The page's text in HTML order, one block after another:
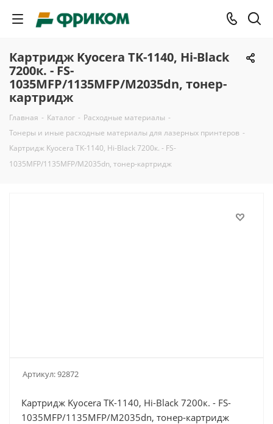
Картридж Kyocera TK-1140, Hi-Black
7200к. - FS-
1035MFP/1135MFP/M2035dn, тонер-
картридж
Главная - Каталог - Расходные материалы -
Тонеры и иные расходные материалы для лазерных принтеров -
Картридж Kyocera TK-1140, Hi-Black 7200к. - FS-
1035MFP/1135MFP/M2035dn, тонер-картридж
Артикул:92872
Картридж Kyocera TK-1140, Hi-Black 7200к. - FS-
1035MFP/1135MFP/M2035dn, тонер-картридж